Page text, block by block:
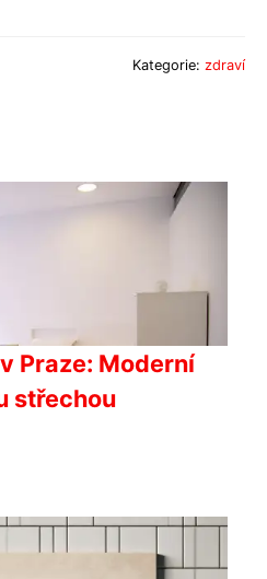
Kategorie: zdraví
Praze: Moderní
střechou